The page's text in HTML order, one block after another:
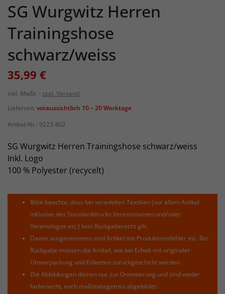
SG Wurgwitz Herren
Trainingshose
schwarz/weiss
35,99 €
inkl. MwSt.
zzgl. Versand
Lieferzeit: voraussichtlich 10 – 20 Werktage
Artikel-Nr.: 9223-802
SG Wurgwitz Herren Trainingshose schwarz/weiss
Inkl. Logo
100 % Polyester (recycelt)
Bitte beachte, dass bei veredelten Textilien (vor allem Artikel
inklusive des Standarddrucks Vereinsnamen und/oder
Vereinslogos etc.) kein Rückgaberecht gilt.
Davon ausgenommen sind Artikel mit Produktionsfehler etc. Bei
Rückgabe müssen die Artikel, wie bei Erhalt mit originaler
Umverpackung und Etiketten zurückgeschickt werden.
Die Abbildungen dienen nur zur Orientierung und sind weder
farbenecht, noch maßstabsgetreu abgebildet.